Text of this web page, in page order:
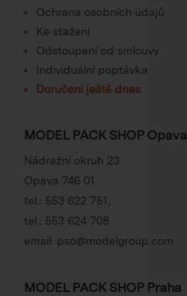
Ochrana osobních údajů
Ke stažení
Odstoupení od smlouvy
Individuální poptávka
Doručení ještě dnes
MODEL PACK SHOP Opava
Nádražní okruh 23
Opava 746 01
tel.: 553 622 751
tel.: 553 624 708
email: pso@modelgroup.com
MODEL PACK SHOP Praha